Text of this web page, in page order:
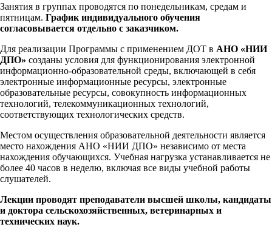
Занятия в группах проводятся по понедельникам, средам и
пятницам. График индивидуального обучения
согласовывается отдельно с заказчиком.
Для реализации Программы с применением ДОТ в АНО «НИИ
ДПО» созданы условия для функционирования электронной
информационно-образовательной среды, включающей в себя
электронные информационные ресурсы, электронные
образовательные ресурсы, совокупность информационных
технологий, телекоммуникационных технологий,
соответствующих технологических средств.
Местом осуществления образовательной деятельности является
место нахождения АНО «НИИ ДПО» независимо от места
нахождения обучающихся. Учебная нагрузка устанавливается не
более 40 часов в неделю, включая все виды учебной работы
слушателей.
Лекции проводят преподаватели высшей школы, кандидаты
и доктора сельскохозяйственных, ветеринарных и
технических наук.